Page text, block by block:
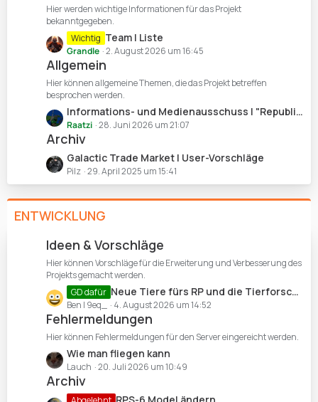
Hier werden wichtige Informationen für das Projekt
bekanntgegeben.
L
e
t
z
t
e
B
e
t
g
e
Wichtig Team | Liste
Grandle 2. August 2026 um 16:45
Allgemein
Hier können allgemeine Themen, die das Projekt betreffen
besprochen werden.
L
e
t
z
t
e
B
e
i
t
r
ä
g
e
Informations- und Medienausschuss | "Republic Holo News"
Raatzi 28. Juni 2026 um 21:07
Archiv
L
e
t
z
t
B
e
i
r
ä
g
e
Galactic Trade Market | User-Vorschläge
Pilz 29. April 2025 um 15:41
ENTWICKLUNG
Ideen & Vorschläge
Hier können Vorschläge für die Erweiterung und Verbesserung des
Projekts gemacht werden.
L
e
t
z
e
B
GD dafür Neue Tiere fürs RP und die Tierforschung
Ben | 9eq_ 4. August 2026 um 14:52
Fehlermeldungen
Hier können Fehlermeldungen für den Server eingereicht werden.
L
e
t
z
Wie man fliegen kann
Lauch 20. Juli 2026 um 10:49
Archiv